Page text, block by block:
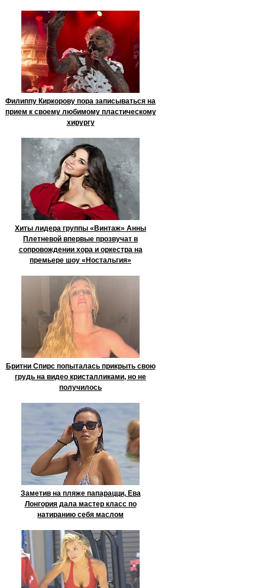
Филиппу Киркорову пора записываться на
прием к своему любимому пластическому
хирургу
Хиты лидера группы «Винтаж» Анны
Плетневой впервые прозвучат в
сопровождении хора и оркестра на
премьере шоу «Ностальгия»
Бритни Спирс попыталась прикрыть свою
грудь на видео кристалликами, но не
получилось
Заметив на пляже папарацци, Ева
Лонгория дала мастер класс по
натиранию себя маслом